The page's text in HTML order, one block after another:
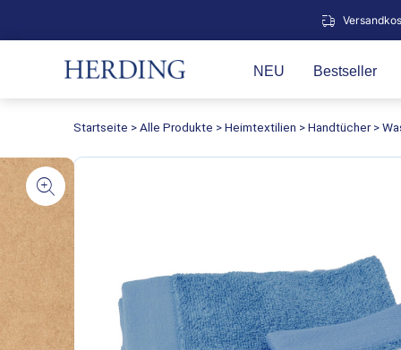
NEU Bestseller
Startseite >Alle Produkte >Heimtextilien >Handtücher>